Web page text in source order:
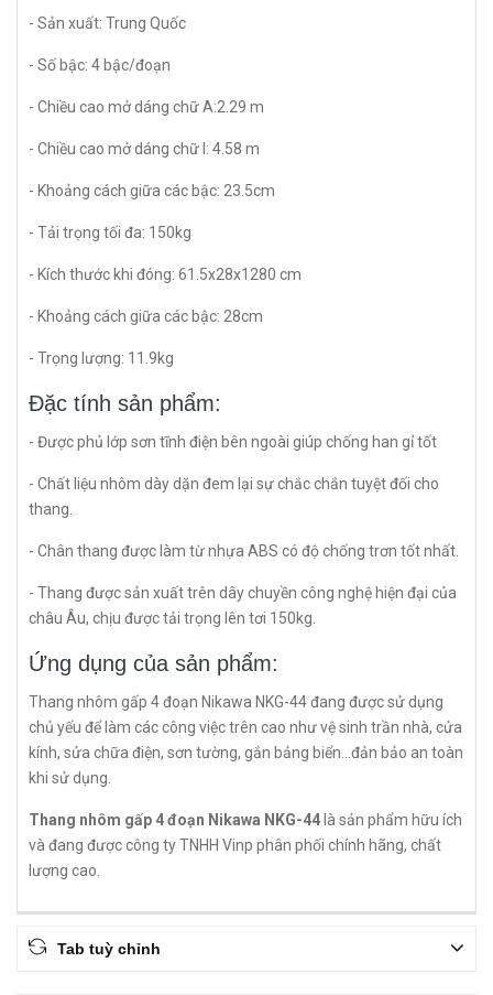
- Sản xuất: Trung Quốc
- Số bậc: 4 bậc/đoạn
- Chiều cao mở dáng chữ A:2.29 m
- Chiều cao mở dáng chữ I: 4.58 m
- Khoảng cách giữa các bậc: 23.5cm
- Tải trọng tối đa: 150kg
- Kích thước khi đóng: 61.5x28x1280 cm
- Khoảng cách giữa các bậc: 28cm
- Trọng lượng: 11.9kg
Đặc tính sản phẩm:
- Được phủ lớp sơn tĩnh điện bên ngoài giúp chống han gỉ tốt
- Chất liệu nhôm dày dặn đem lại sự chắc chắn tuyệt đối cho
thang.
- Chân thang được làm từ nhựa ABS có độ chống trơn tốt nhất.
- Thang được sản xuất trên dây chuyền công nghệ hiện đại của
châu Âu, chịu được tải trọng lên tơi 150kg.
Ứng dụng của sản phẩm:
Thang nhôm gấp 4 đoạn Nikawa NKG-44 đang được sử dụng
chủ yếu để làm các công việc trên cao như vệ sinh trần nhà, cửa
kính, sửa chữa điện, sơn tường, gắn bảng biển...đản bảo an toàn
khi sử dụng.
Thang nhôm gấp 4 đoạn Nikawa NKG-44 là sản phẩm hữu ích
và đang được công ty TNHH Vinp phân phối chính hãng, chất
lượng cao.
Tab tuỳ chỉnh